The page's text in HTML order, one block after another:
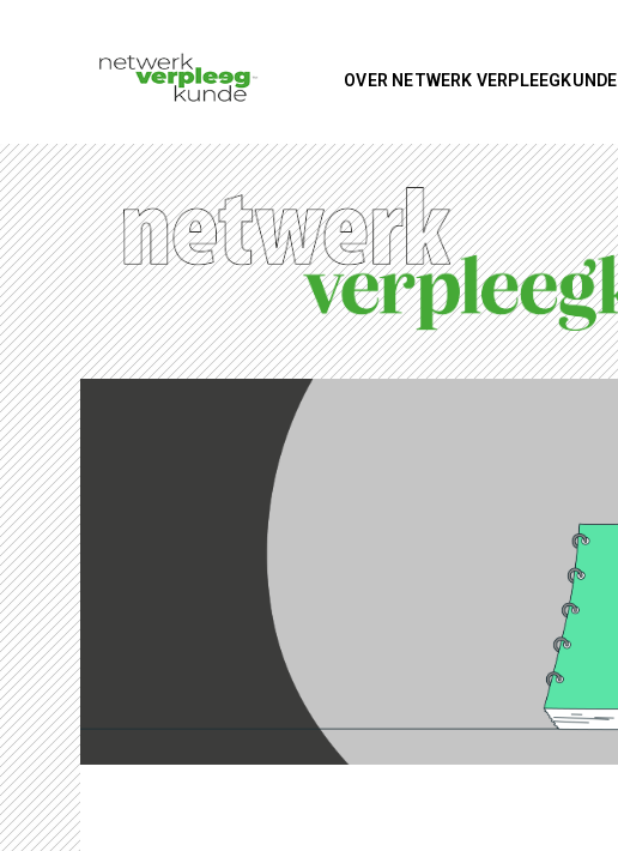
OVER NETWERK VERPLEEGKUNDE